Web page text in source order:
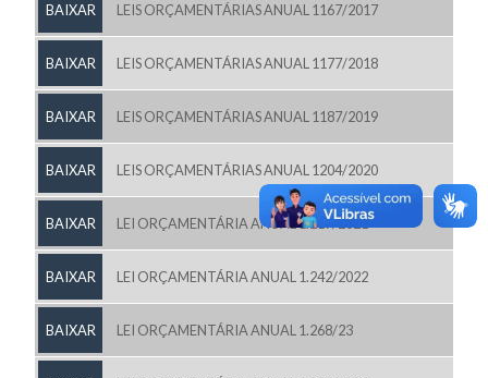
BAIXAR LEIS ORÇAMENTÁRIAS ANUAL 1167/2017
BAIXAR LEIS ORÇAMENTÁRIAS ANUAL 1177/2018
BAIXAR LEIS ORÇAMENTÁRIAS ANUAL 1187/2019
BAIXAR LEIS ORÇAMENTÁRIAS ANUAL 1204/2020
BAIXAR LEI ORÇAMENTÁRIA ANUAL 1.217/2021
BAIXAR LEI ORÇAMENTÁRIA ANUAL 1.242/2022
BAIXAR LEI ORÇAMENTÁRIA ANUAL 1.268/23